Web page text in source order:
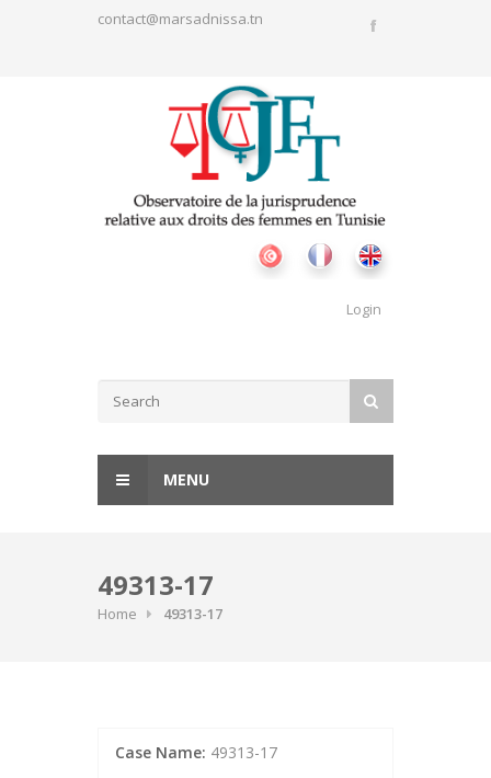
Skip to main contentcontact@marsadnissa.tn
Login
Search form
MENU
49313-17
Home 49313-17
Case Name: 49313-17